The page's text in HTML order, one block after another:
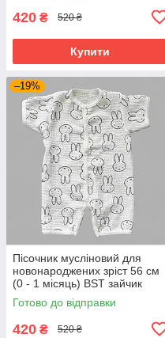
420 ₴ 520 ₴
Купити
–19%
Пісочник мусліновий для
новонароджених зріст 56 см
(0 - 1 місяць) BST зайчик
Готово до відправки
420 ₴ 520 ₴